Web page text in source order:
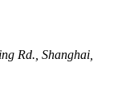
Rd., Shanghai,